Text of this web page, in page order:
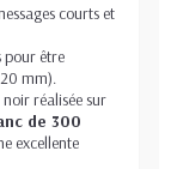
courts et
pour être
mm).
réalisée sur
de 300
excellente